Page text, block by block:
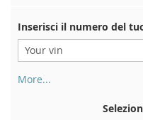
Inserisci il numero del
More...
immatricolazione. E